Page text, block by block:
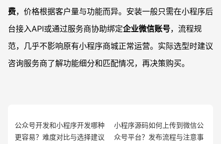
费，价格根据客户量与功能而异。安装一般只需在小程序后
台接入API或通过服务商协助绑定企业微信账号，流程规
范，几乎不影响原有小程序商城正常运营。实际选型时建议
咨询服务商了解功能细分和匹配情况，再决策购买。
公众号开发和小程序开发哪种
更容易？难度对比与选择建议
小程序源码如何上传到微信公
众号平台？发布流程与注意事